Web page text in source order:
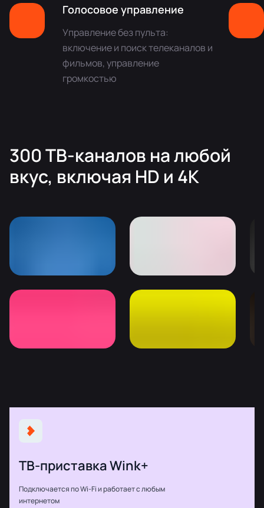
Голосовое управление
Управление без пульта:
включение и поиск телеканалов и
фильмов, управление
громкостью
300 ТВ-каналов на любой
вкуc, включая HD и 4K
ТВ-приставка Wink+
Подключается по Wi-Fi и работает с любым
интернетом